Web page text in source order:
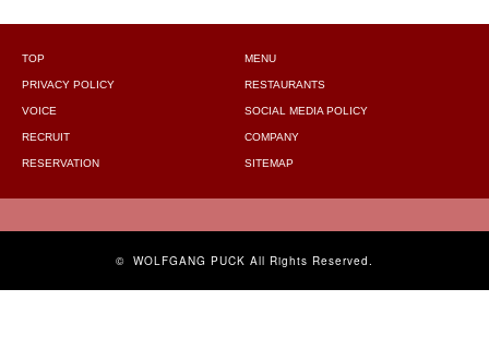
TOP
PRIVACY POLICY
VOICE
MENU
RESTAURANTS
SOCIAL MEDIA POLICY
RECRUIT
RESERVATION
COMPANY
SITEMAP
© WOLFGANG PUCK All Rights Reserved.